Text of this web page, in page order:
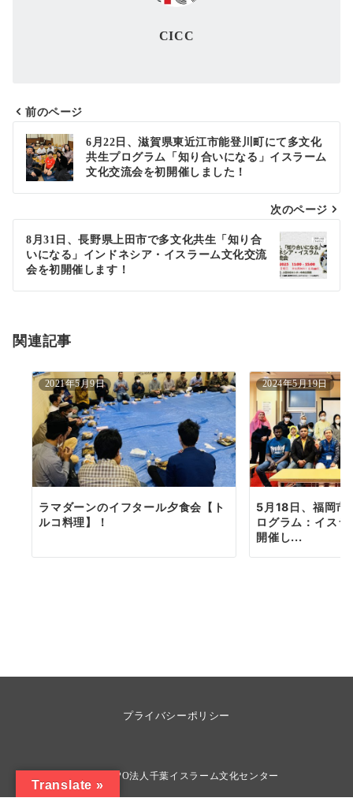
CICC
投
稿
ナ
ビ
ゲ
ー
シ
ン
前のページ
6月22日、滋賀県東近江市能登川町にて多文化
共生プログラム「知り合いになる」イスラーム
文化交流会を初開催しました！
次のページ
8月31日、長野県上田市で多文化共生「知り合
いになる」インドネシア・イスラーム文化交流
会を初開催します！
関連記事
2021年5月9日
ラマダーンのイフタール夕食会【ト
ルコ料理】！
2024年5月19日
5月18日、福岡市
ログラム：イス
開催し...
プライバシーポリシー
NPO法人千葉イスラーム文化センター
Translate »